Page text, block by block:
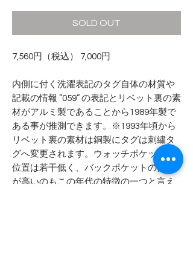
SOLD OUT
7,560円（税込） 7,000円
内側に付く洗濯表記のタグ自体の材質や
記載の情報 ”059” の表記とリベット裏の素
材がアルミ製であることから1989年製で
ある事が推測できます。※1993年頃から
リベット裏の素材は銅製にタグは刺繍タ
グへ変更されます。ウォッチポケットの
位置は若干低く、バックポケットの位置
が高いのもこの年代の特徴の一つと言え